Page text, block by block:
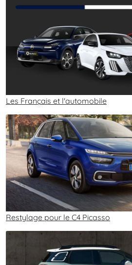
Les Français et l'automobile
Restylage pour le C4 Picasso